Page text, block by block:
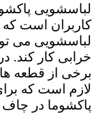
لباسشویی
کاربران است که
لباسشویی می
خرابی کار کند.
برخی از قطعه
لازم است که
پاکشوما در چاف